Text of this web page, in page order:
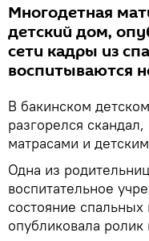
Многодетная
детский дом,
сети кадры из
воспитываются
В бакинском
разгорелся
матрасами и
Одна из
воспитательное
состояние
опубликовала ролик